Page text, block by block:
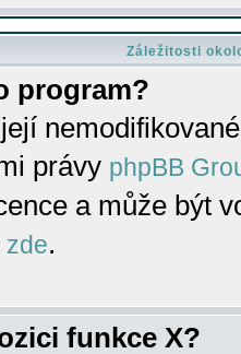
Záležitosti
program?
právy phpBB
a může být
zde.
funkce X?